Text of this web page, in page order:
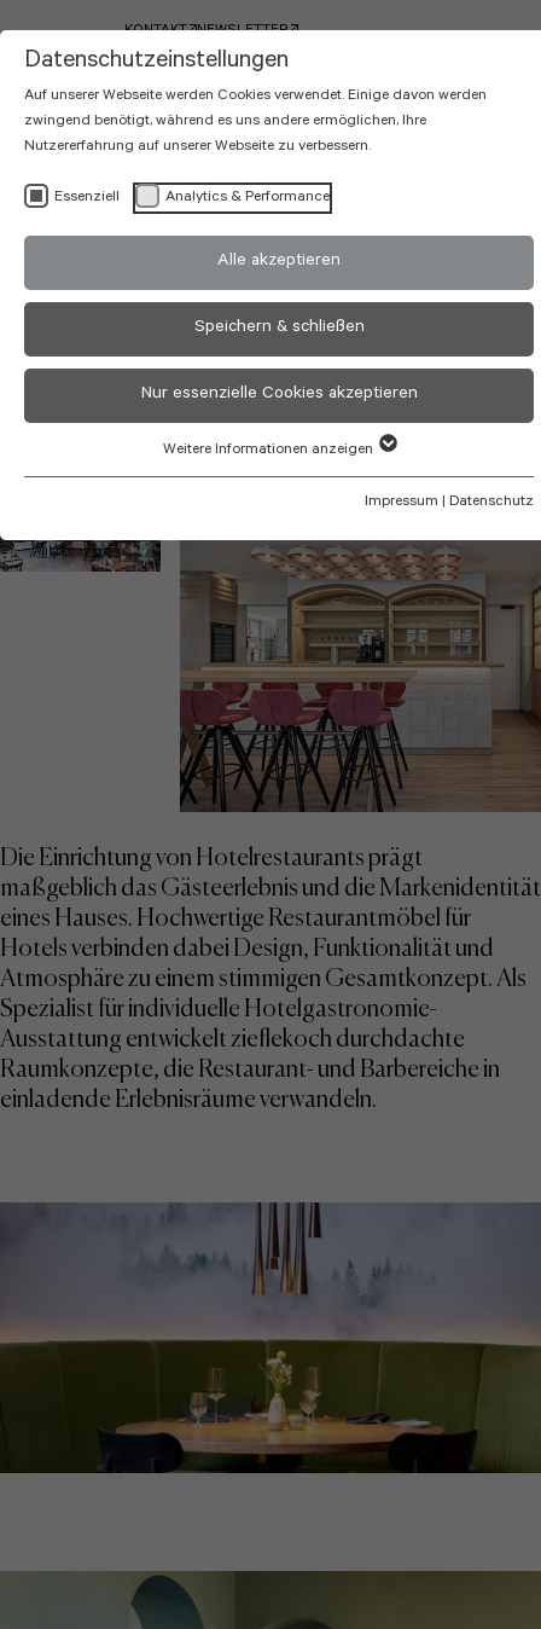
KONTAKT NEWSLETTER
Einrichtung
Ambiente, das Genuss und
Atmosphäre perfekt vereint
Die Einrichtung von Hotelrestaurants prägt
maßgeblich das Gästeerlebnis und die Markenidentität
eines Hauses. Hochwertige Restaurantmöbel für
Hotels verbinden dabei Design, Funktionalität und
Atmosphäre zu einem stimmigen Gesamtkonzept. Als
Spezialist für individuelle Hotelgastronomie-
Ausstattung entwickelt zieflekoch durchdachte
Raumkonzepte, die Restaurant- und Barbereiche in
einladende Erlebnisräume verwandeln.
Datenschutzeinstellungen
Auf unserer Webseite werden Cookies verwendet. Einige davon werden
zwingend benötigt, während es uns andere ermöglichen, Ihre
Nutzererfahrung auf unserer Webseite zu verbessern.
Essenziell Analytics & Performance
Alle akzeptieren
Speichern & schließen
Nur essenzielle Cookies akzeptieren
Weitere Informationen anzeigen
Impressum | Datenschutz